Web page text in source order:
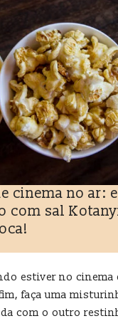
cinema no ar:
com sal
estiver no cinema
faça uma
com o outro